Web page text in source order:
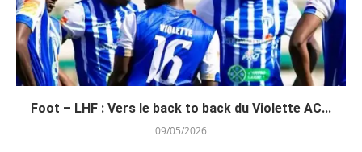
Foot – LHF : Vers le back to back du Violette AC...
09/05/2026